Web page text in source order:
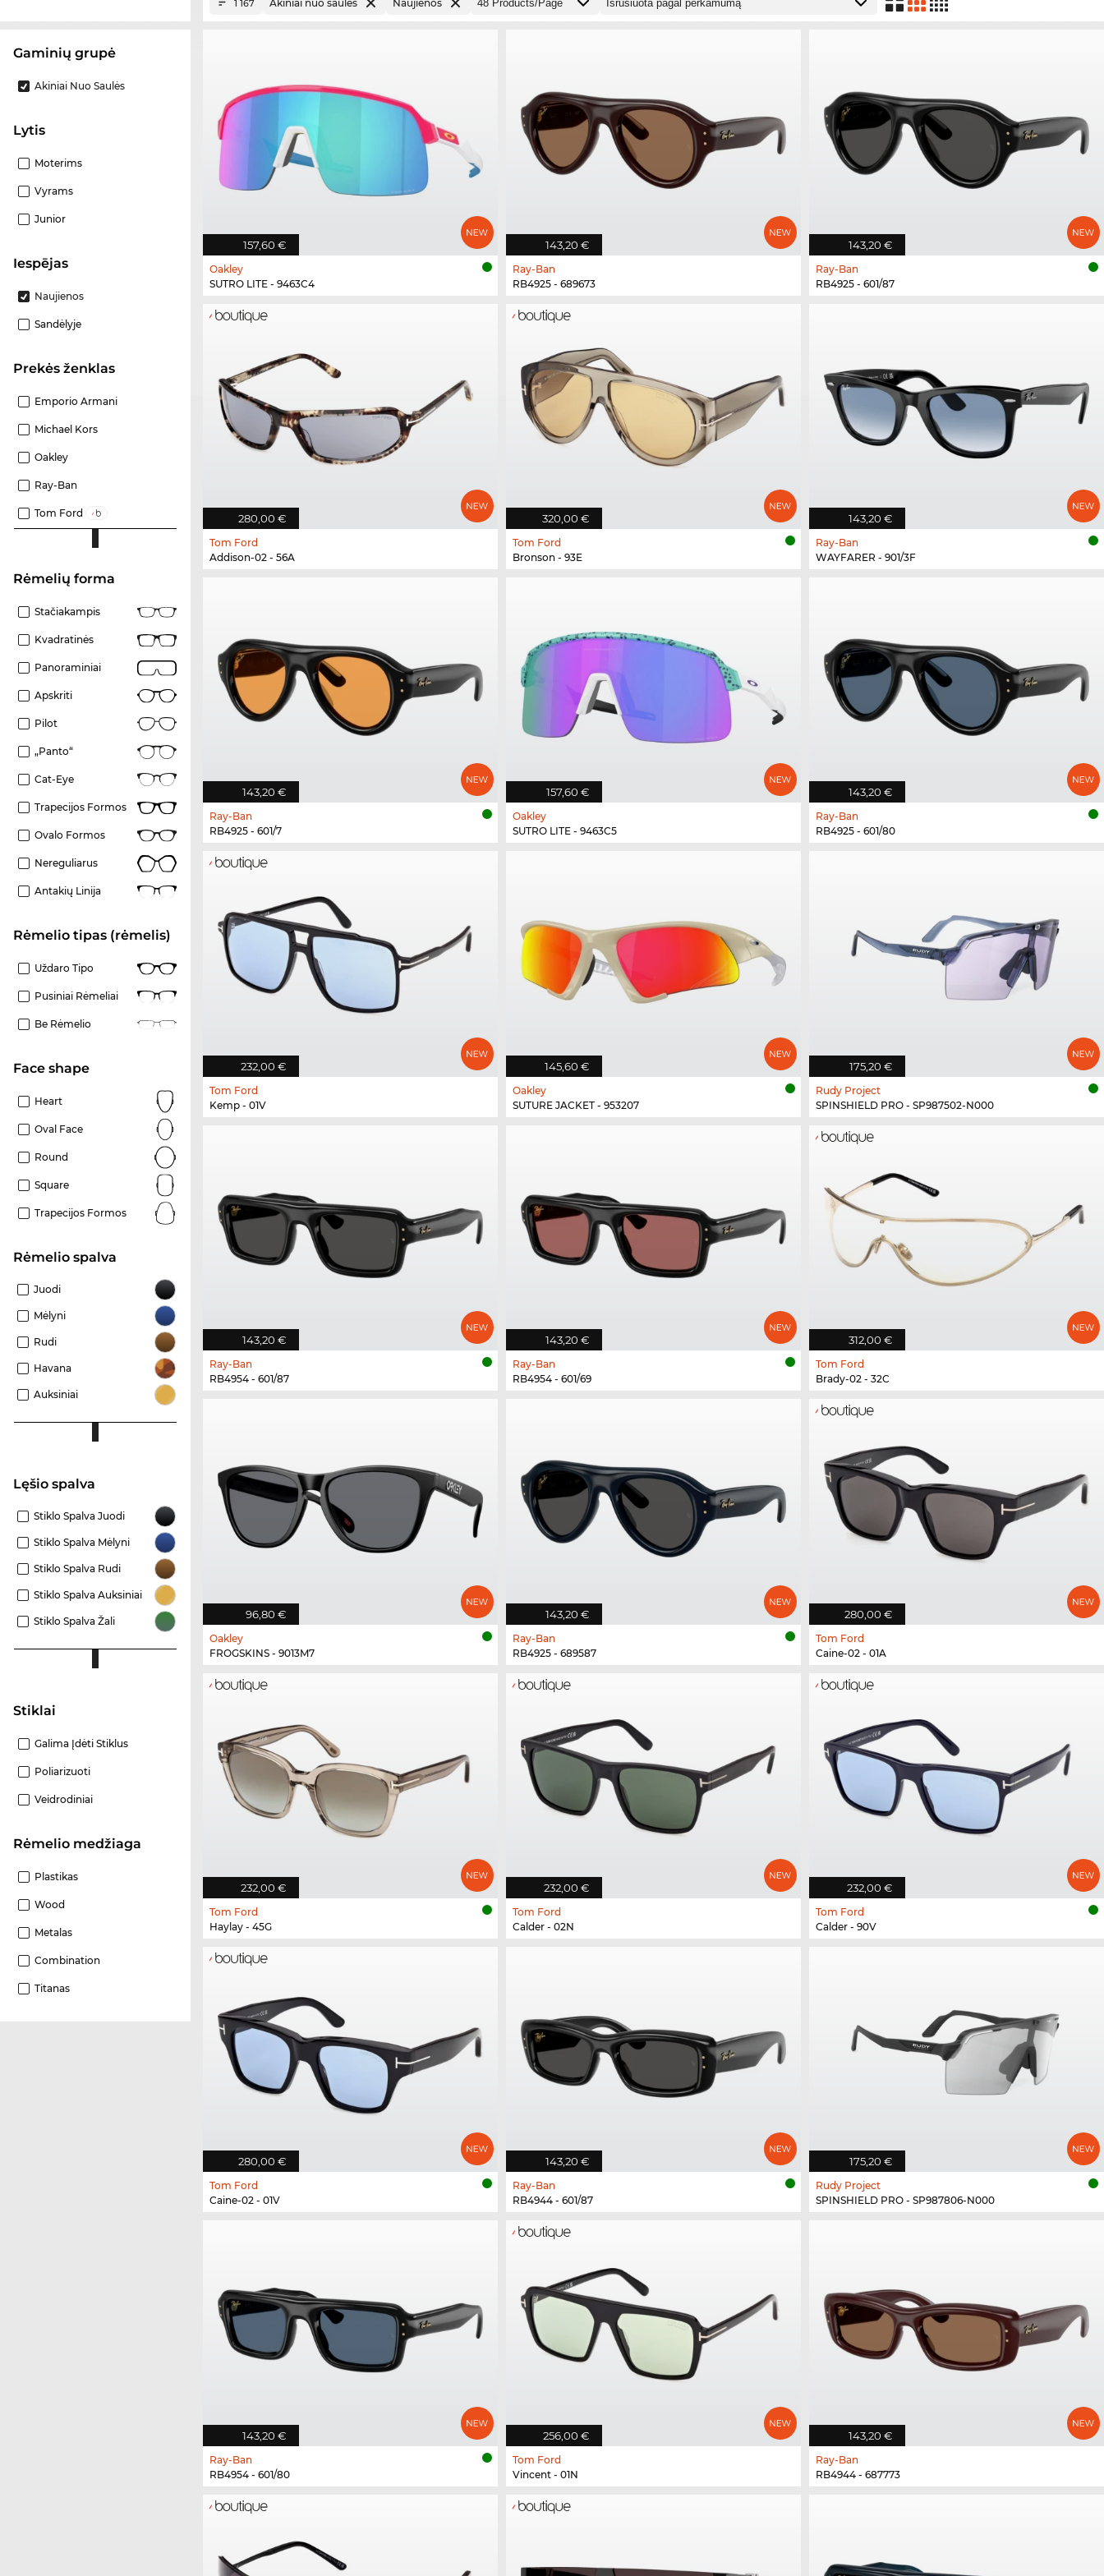
Gaminių grupė
Akiniai Nuo Saulės
Lytis
Moterims
Vyrams
Junior
Iespējas
Naujienos
Sandėlyje
Prekės ženklas
Emporio Armani
Michael Kors
Oakley
Ray-Ban
Tom Ford
Rėmelių forma
Stačiakampis
Kvadratinės
Panoraminiai
Apskriti
Pilot
„Panto“
Cat-Eye
Trapecijos Formos
Ovalo Formos
Nereguliarus
Antakių Linija
Rėmelio tipas (rėmelis)
Uždaro Tipo
Pusiniai Rėmeliai
Be Rėmelio
Face shape
Heart
Oval Face
Round
Square
Trapecijos Formos
Rėmelio spalva
Juodi
Mėlyni
Rudi
Havana
Auksiniai
Lęšio spalva
Stiklo Spalva Juodi
Stiklo Spalva Mėlyni
Stiklo Spalva Rudi
Stiklo Spalva Auksiniai
Stiklo Spalva Žali
Stiklai
Galima Įdėti Stiklus
Poliarizuoti
Veidrodiniai
Rėmelio medžiaga
Plastikas
Wood
Metalas
Combination
Titanas
1 167 Akiniai nuo saulės Naujienos
157,60 €
Oakley
SUTRO LITE - 9463C4
143,20 €
Ray-Ban
RB4925 - 689673
143,20 €
Ray-Ban
RB4925 - 601/87
280,00 €
Tom Ford
Addison-02 - 56A
320,00 €
Tom Ford
Bronson - 93E
143,20 €
Ray-Ban
WAYFARER - 901/3F
143,20 €
Ray-Ban
RB4925 - 601/7
157,60 €
Oakley
SUTRO LITE - 9463C5
143,20 €
Ray-Ban
RB4925 - 601/80
232,00 €
Tom Ford
Kemp - 01V
145,60 €
Oakley
SUTURE JACKET - 953207
175,20 €
Rudy Project
SPINSHIELD PRO - SP987502-N000
143,20 €
Ray-Ban
RB4954 - 601/87
143,20 €
Ray-Ban
RB4954 - 601/69
312,00 €
Tom Ford
Brady-02 - 32C
96,80 €
Oakley
FROGSKINS - 9013M7
143,20 €
Ray-Ban
RB4925 - 689587
280,00 €
Tom Ford
Caine-02 - 01A
232,00 €
Tom Ford
Haylay - 45G
232,00 €
Tom Ford
Calder - 02N
232,00 €
Tom Ford
Calder - 90V
280,00 €
Tom Ford
Caine-02 - 01V
143,20 €
Ray-Ban
RB4944 - 601/87
175,20 €
Rudy Project
SPINSHIELD PRO - SP987806-N000
143,20 €
Ray-Ban
RB4954 - 601/80
256,00 €
Tom Ford
Vincent - 01N
143,20 €
Ray-Ban
RB4944 - 687773